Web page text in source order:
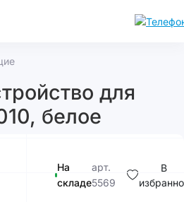
для
белое
На
складе
арт.
5569
В